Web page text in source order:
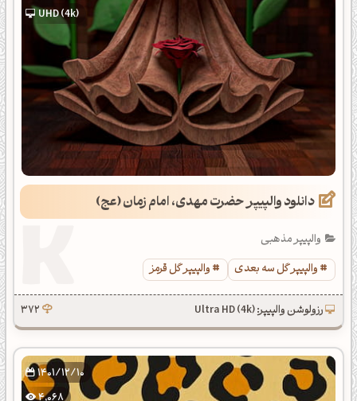
UHD (4k)
دانلود والپیپر حضرت مهدی، امام زمان (عج)
والپیپر مذهبی
والپیپر گل سه بعدی
والپیپر گل قرمز
رزولوشن والپیپر: Ultra HD (4k) 372
1401/12/10